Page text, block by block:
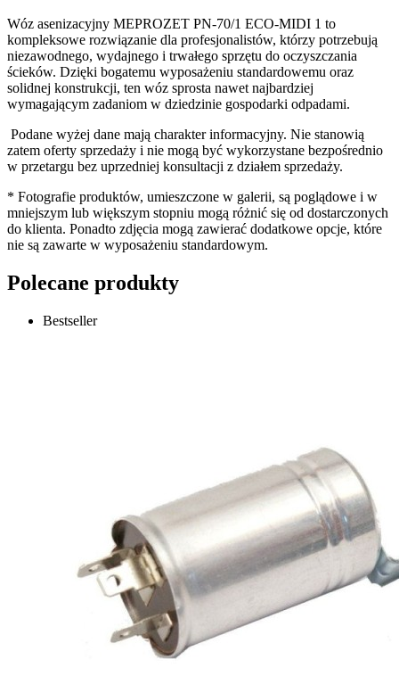
Wóz asenizacyjny MEPROZET PN-70/1 ECO-MIDI 1 to
kompleksowe rozwiązanie dla profesjonalistów, którzy potrzebują
niezawodnego, wydajnego i trwałego sprzętu do oczyszczania
ścieków. Dzięki bogatemu wyposażeniu standardowemu oraz
solidnej konstrukcji, ten wóz sprosta nawet najbardziej
wymagającym zadaniom w dziedzinie gospodarki odpadami.
Podane wyżej dane mają charakter informacyjny. Nie stanowią
zatem oferty sprzedaży i nie mogą być wykorzystane bezpośrednio
w przetargu bez uprzedniej konsultacji z działem sprzedaży.
* Fotografie produktów, umieszczone w galerii, są poglądowe i w
mniejszym lub większym stopniu mogą różnić się od dostarczonych
do klienta. Ponadto zdjęcia mogą zawierać dodatkowe opcje, które
nie są zawarte w wyposażeniu standardowym.
Polecane produkty
Bestseller